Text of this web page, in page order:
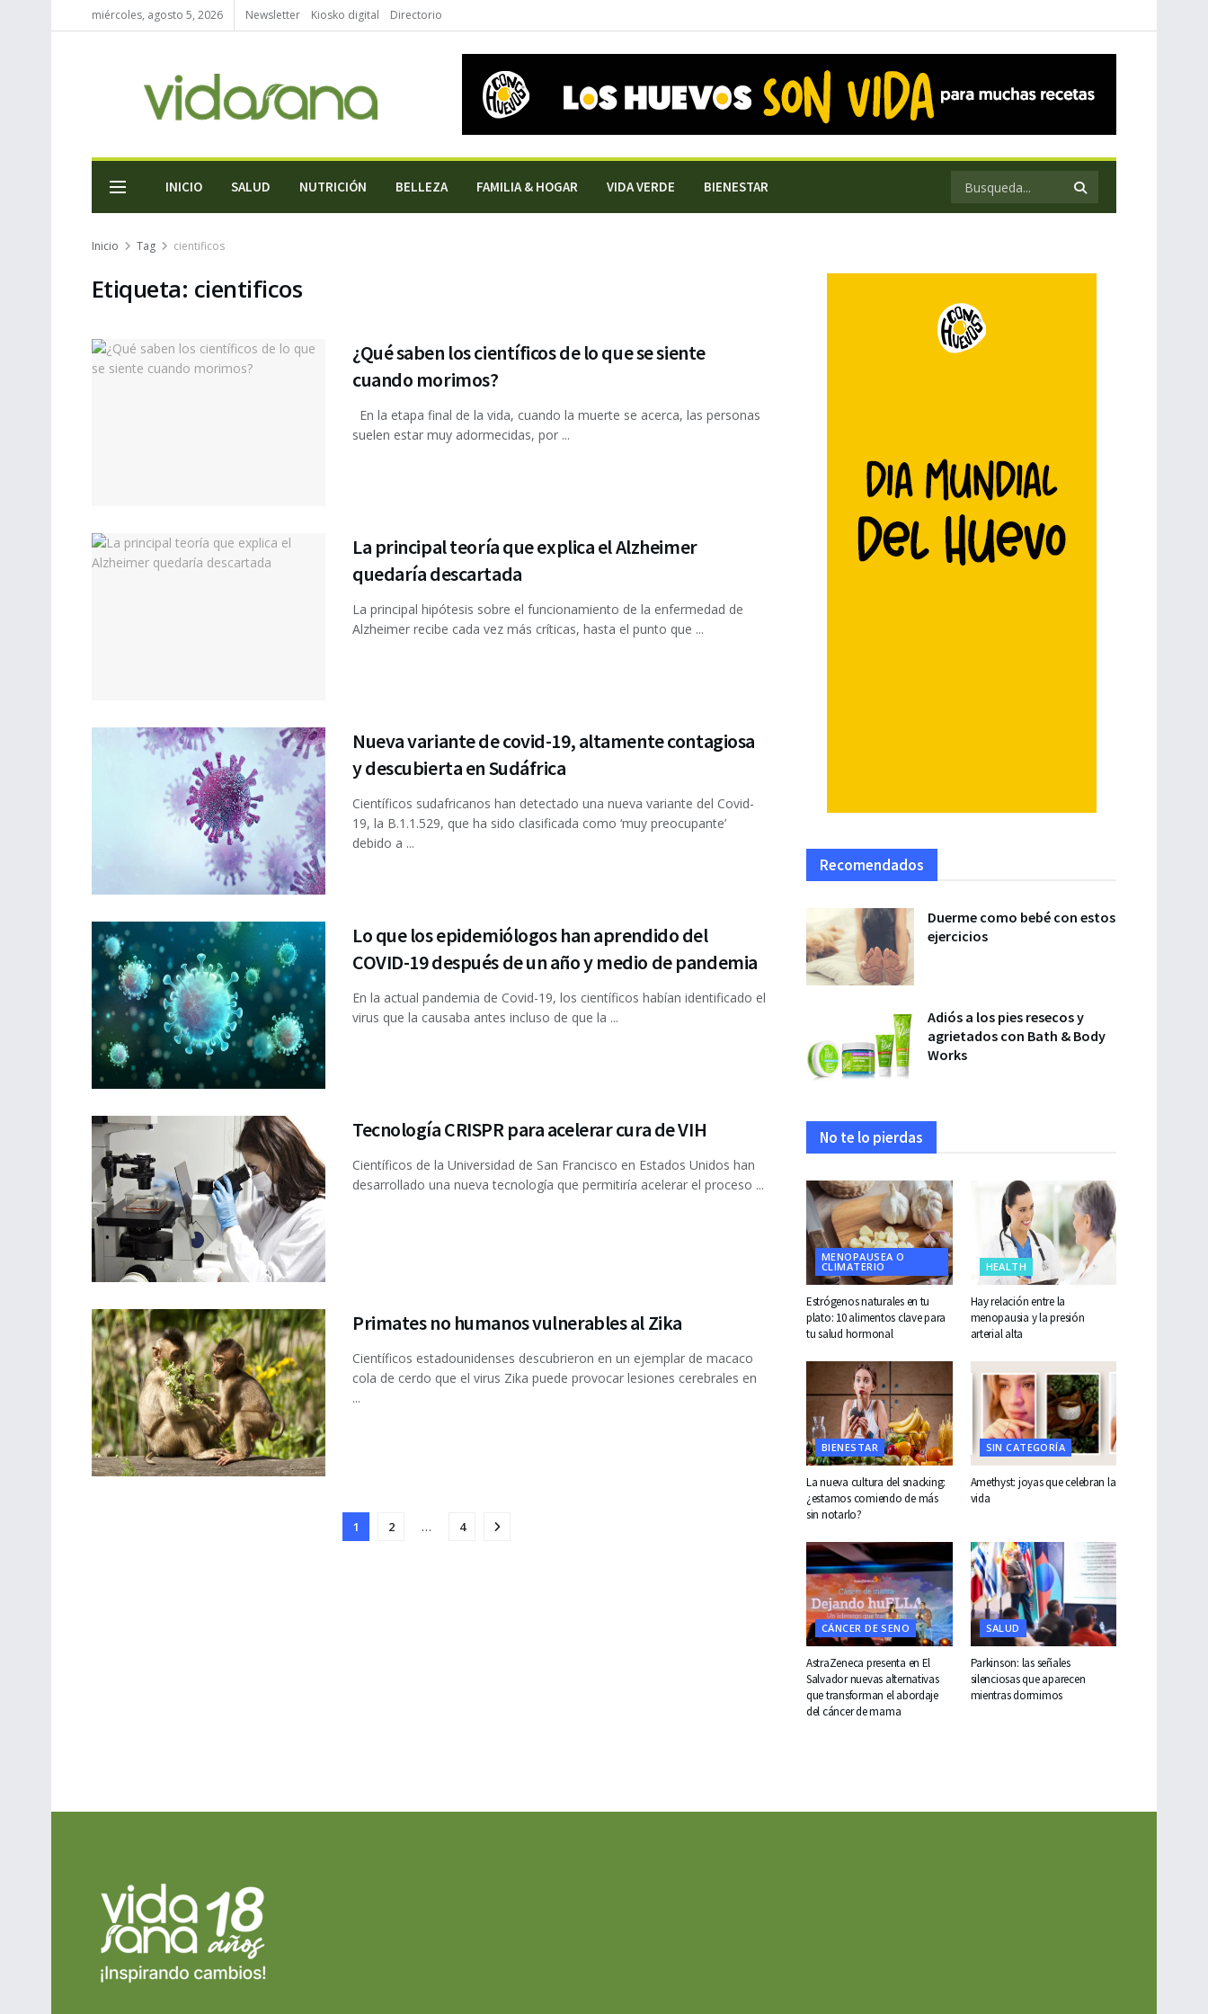
miércoles, agosto 5, 2026 Newsletter Kiosko digital Directorio
INICIO SALUD NUTRICIÓN BELLEZA FAMILIA & HOGAR VIDA VERDE BIENESTAR
Inicio Tag cientificos
Etiqueta: cientificos
¿Qué saben los científicos de lo que se siente
cuando morimos?
En la etapa final de la vida, cuando la muerte se acerca, las personas
suelen estar muy adormecidas, por ...
La principal teoría que explica el Alzheimer
quedaría descartada
La principal hipótesis sobre el funcionamiento de la enfermedad de
Alzheimer recibe cada vez más críticas, hasta el punto que ...
Nueva variante de covid-19, altamente contagiosa
y descubierta en Sudáfrica
Científicos sudafricanos han detectado una nueva variante del Covid-
19, la B.1.1.529, que ha sido clasificada como ‘muy preocupante’
debido a ...
Lo que los epidemiólogos han aprendido del
COVID-19 después de un año y medio de pandemia
En la actual pandemia de Covid-19, los científicos habían identificado el
virus que la causaba antes incluso de que la ...
Tecnología CRISPR para acelerar cura de VIH
Científicos de la Universidad de San Francisco en Estados Unidos han
desarrollado una nueva tecnología que permitiría acelerar el proceso ...
Primates no humanos vulnerables al Zika
Científicos estadounidenses descubrieron en un ejemplar de macaco
cola de cerdo que el virus Zika puede provocar lesiones cerebrales en
...
1 2 … 4
Recomendados
Duerme como bebé con estos
ejercicios
Adiós a los pies resecos y
agrietados con Bath & Body
Works
No te lo pierdas
MENOPAUSEA O
CLIMATERIO
Estrógenos naturales en tu
plato: 10 alimentos clave para
tu salud hormonal
HEALTH
Hay relación entre la
menopausia y la presión
arterial alta
BIENESTAR
La nueva cultura del snacking:
¿estamos comiendo de más
sin notarlo?
SIN CATEGORÍA
Amethyst: joyas que celebran la
vida
CÁNCER DE SENO
AstraZeneca presenta en El
Salvador nuevas alternativas
que transforman el abordaje
del cáncer de mama
SALUD
Parkinson: las señales
silenciosas que aparecen
mientras dormimos